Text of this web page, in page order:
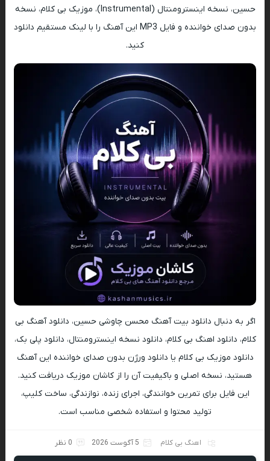
حسین، نسخه اینسترومنتال (Instrumental)، موزیک بی کلام، نسخه
بدون صدای خواننده و فایل MP3 این آهنگ را با لینک مستقیم دانلود
کنید.
اگر به دنبال دانلود بیت آهنگ محسن چاوشی حسین، دانلود آهنگ بی
کلام، دانلود اهنگ بی کلام، دانلود نسخه اینسترومنتال، دانلود پلی بک،
دانلود موزیک بی کلام یا دانلود ورژن بدون صدای خواننده این آهنگ
هستید، نسخه اصلی و باکیفیت آن را از کاشان موزیک دریافت کنید.
این فایل برای تمرین خوانندگی، اجرای زنده، نوازندگی، ساخت کلیپ،
تولید محتوا و استفاده شخصی مناسب است.
اهنگ بی کلام 5 آگوست 2026 0 نظر